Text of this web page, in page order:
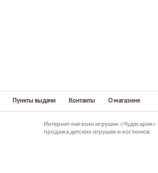
Пункты выдачи Контакты О магазине
Интернет-магазин игрушек
продажа детских игрушек и костюмов.